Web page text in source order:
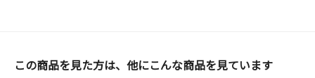
この商品を見た方は、他にこんな商品を見ています